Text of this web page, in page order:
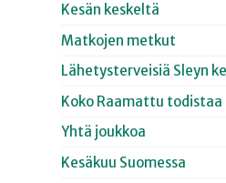
Kesän keskeltä
Matkojen metkut
Lähetysterveisiä Sleyn
Koko Raamattu todistaa
Yhtä joukkoa
Kesäkuu Suomessa